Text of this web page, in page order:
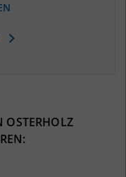
OSTERHOLZ